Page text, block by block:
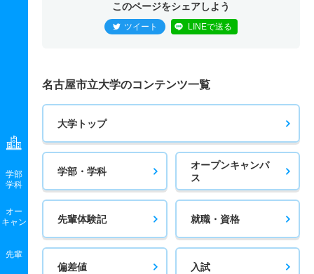
学部
学科
オー
キャン
先輩
このページをシェアしよう
ツイート LINEで送る
名古屋市立大学のコンテンツ一覧
大学トップ
学部・学科
オープンキャンパ
ス
先輩体験記 就職・資格
偏差値 入試